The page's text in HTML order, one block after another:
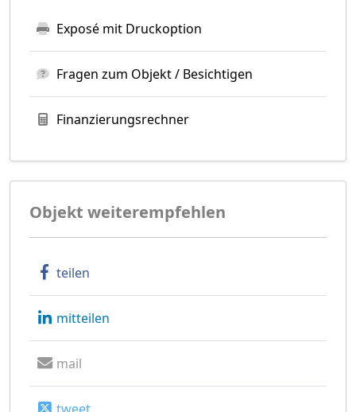
Exposé mit Druckoption
Fragen zum Objekt / Besichtigen
Finanzierungsrechner
Objekt weiterempfehlen
teilen
mitteilen
mail